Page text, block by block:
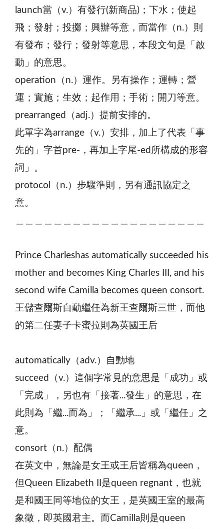
launch當（v.）有發行(新商品)；下水；使起
飛；發射；投擲；興辦等意，而當作（n.）則
有發布；發行；發射等意思，本段文句是「啟
動」的意思。
operation（n.）運作。另有操作；運轉；營
運；實施；生效；起作用；手術；開刀等意。
prearranged（adj.）提前安排的。
此單字為arrange（v.）安排，加上了代表「事
先的」字首pre-，再加上字尾-ed所構成的形容
詞」。
protocol（n.）步驟準則，另有通訊協定之
意。
Prince Charleshas automatically succeeded his
mother and becomes King Charles III, and his
second wife Camilla becomes queen consort.
王儲查爾斯自動繼任為新王查爾斯三世，而他
的第二任妻子卡蜜拉則為英國王后
automatically（adv.）自動地
succeed（v.）這個字常見的意思是「成功」或
「完成」，另也有「接著...發生」的意思，在
此則為「繼...而為」；「繼承...」或「繼任」之
意。
consort（n.）配偶
在英文中，無論是女王或王后皆稱為queen，
但Queen Elizabeth II是queen regnant，也就
是和國王同等地位的女王，是英國王室的最高
象徵，即英國君主。而Camilla則是queen